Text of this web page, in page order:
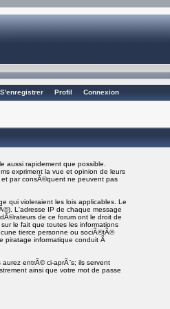
S'enregistrer Profil Connexion
aussi rapidement que possible.
expriment la vue et opinion de leurs
par consÃ©quent ne peuvent pas
qui violeraient les lois applicables. Le
L'adresse IP de chaque message
de ce forum ont le droit de
le fait que toutes les informations
tierce personne ou sociÃ©tÃ©
piratage informatique conduit Ã
entrÃ© ci-aprÃ¨s; ils servent
ainsi que votre mot de passe